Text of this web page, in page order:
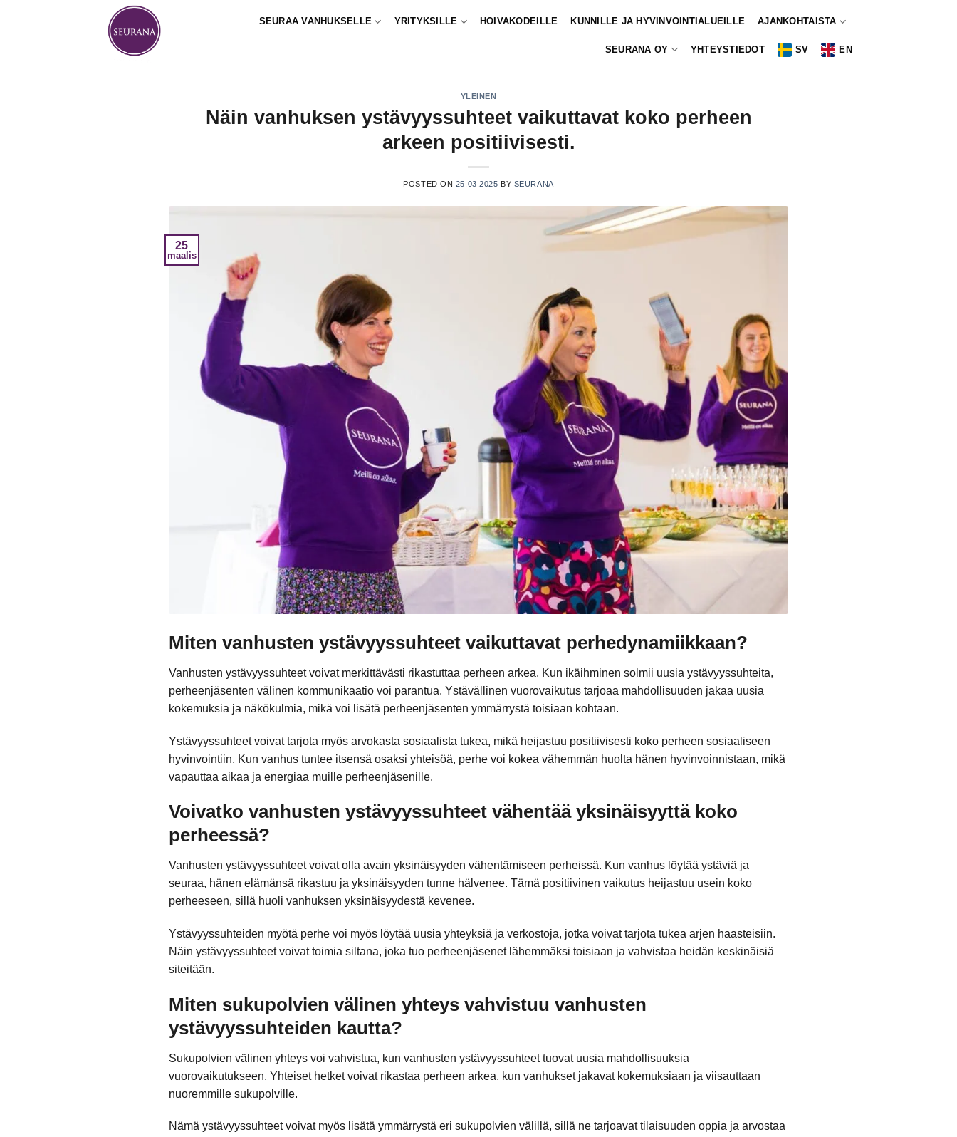
SEURAA VANHUKSELLE YRITYKSILLE HOIVAKODEILLE KUNNILLE JA HYVINVOINTIALUEILLE AJANKOHTAISTA
SEURANA OY YHTEYSTIEDOT SV EN
YLEINEN
Näin vanhuksen ystävyyssuhteet vaikuttavat koko perheen
arkeen positiivisesti.
POSTED ON 25.03.2025 BY SEURANA
25
maalis
Miten vanhusten ystävyyssuhteet vaikuttavat perhedynamiikkaan?
Vanhusten ystävyyssuhteet voivat merkittävästi rikastuttaa perheen arkea. Kun ikäihminen solmii uusia ystävyyssuhteita,
perheenjäsenten välinen kommunikaatio voi parantua. Ystävällinen vuorovaikutus tarjoaa mahdollisuuden jakaa uusia
kokemuksia ja näkökulmia, mikä voi lisätä perheenjäsenten ymmärrystä toisiaan kohtaan.
Ystävyyssuhteet voivat tarjota myös arvokasta sosiaalista tukea, mikä heijastuu positiivisesti koko perheen sosiaaliseen
hyvinvointiin. Kun vanhus tuntee itsensä osaksi yhteisöä, perhe voi kokea vähemmän huolta hänen hyvinvoinnistaan, mikä
vapauttaa aikaa ja energiaa muille perheenjäsenille.
Voivatko vanhusten ystävyyssuhteet vähentää yksinäisyyttä koko
perheessä?
Vanhusten ystävyyssuhteet voivat olla avain yksinäisyyden vähentämiseen perheissä. Kun vanhus löytää ystäviä ja
seuraa, hänen elämänsä rikastuu ja yksinäisyyden tunne hälvenee. Tämä positiivinen vaikutus heijastuu usein koko
perheeseen, sillä huoli vanhuksen yksinäisyydestä kevenee.
Ystävyyssuhteiden myötä perhe voi myös löytää uusia yhteyksiä ja verkostoja, jotka voivat tarjota tukea arjen haasteisiin.
Näin ystävyyssuhteet voivat toimia siltana, joka tuo perheenjäsenet lähemmäksi toisiaan ja vahvistaa heidän keskinäisiä
siteitään.
Miten sukupolvien välinen yhteys vahvistuu vanhusten
ystävyyssuhteiden kautta?
Sukupolvien välinen yhteys voi vahvistua, kun vanhusten ystävyyssuhteet tuovat uusia mahdollisuuksia
vuorovaikutukseen. Yhteiset hetket voivat rikastaa perheen arkea, kun vanhukset jakavat kokemuksiaan ja viisauttaan
nuoremmille sukupolville.
Nämä ystävyyssuhteet voivat myös lisätä ymmärrystä eri sukupolvien välillä, sillä ne tarjoavat tilaisuuden oppia ja arvostaa